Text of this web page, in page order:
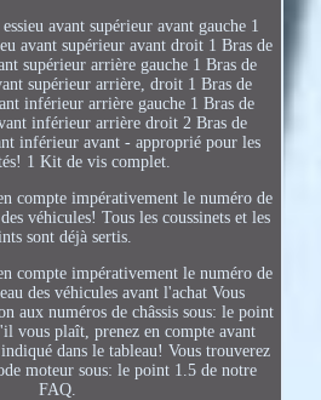
avant supérieur avant gauche 1
avant supérieur avant droit 1 Bras de
supérieur arrière gauche 1 Bras de
supérieur arrière, droit 1 Bras de
inférieur arrière gauche 1 Bras de
inférieur arrière droit 2 Bras de
inférieur avant - approprié pour les
1 Kit de vis complet.
compte impérativement le numéro de
véhicules! Tous les coussinets et les
sont déjà sertis.
compte impérativement le numéro de
des véhicules avant l'achat Vous
aux numéros de châssis sous: le point
vous plaît, prenez en compte avant
dans le tableau! Vous trouverez
moteur sous: le point 1.5 de notre
FAQ.